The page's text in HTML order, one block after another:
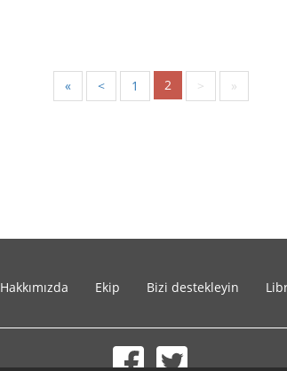
« < 1 2 > »
Hakkımızda Ekip Bizi destekleyin